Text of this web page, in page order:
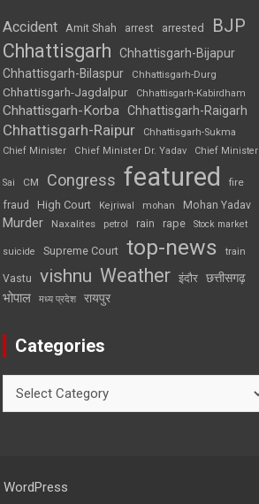
Accident Amit Shah arrest arrested BJP
Chhattisgarh
Chhattisgarh-Bijapur
Chhattisgarh-Bilaspur
Chhattisgarh-Durg
Chhattisgarh-Jagdalpur Chhattisgarh-Kabirdham
Chhattisgarh-Korba Chhattisgarh-Raigarh
Chhattisgarh-Raipur
Chhattisgarh-Sukma
Chief Minister
Chief Minister Dr. Yadav Chief Minister
Sai CM Congress featured
fire
fraud
High Court Kejriwal mohan Mohan Yadav
Murder Naxalites petrol rain rape Stock market
suicide Supreme Court top-news train
Vastu vishnu Weather इंदौर छत्तीसगढ़
भोपाल मध्य प्रदेश रायपुर
Categories
WordPress